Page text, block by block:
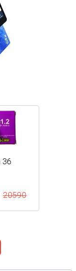
36
20590